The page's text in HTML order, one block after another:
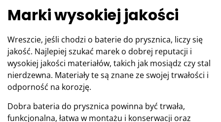
Marki wysokiej jakości
Wreszcie, jeśli chodzi o baterie do prysznica, liczy się
jakość. Najlepiej szukać marek o dobrej reputacji i
wysokiej jakości materiałów, takich jak mosiądz czy stal
nierdzewna. Materiały te są znane ze swojej trwałości i
odporność na korozję.
Dobra bateria do prysznica powinna być trwała,
funkcjonalna, łatwa w montażu i konserwacji oraz